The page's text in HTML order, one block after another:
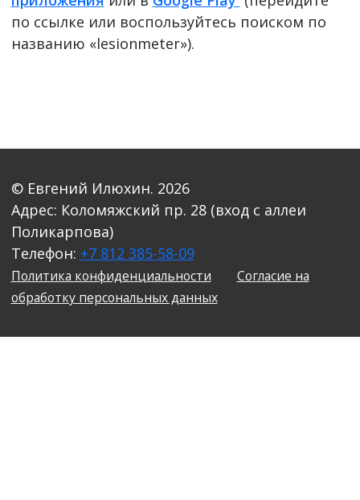
по ссылке или воспользуйтесь поиском по
названию «lesionmeter»).
© Евгений Илюхин. 2026
Адрес: Коломяжский пр. 28 (вход с аллеи
Поликарпова)
Телефон: +7 812 385-58-09
Политика конфиденциальности
Соглаcие на
обработку персональных данных